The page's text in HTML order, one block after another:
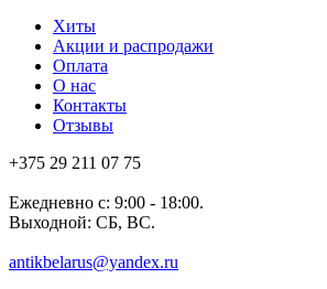
Хиты
Акции и распродажи
Оплата
О нас
Контакты
Отзывы
+375 29 211 07 75
Ежедневно с: 9:00 - 18:00.
Выходной: СБ, ВС.
antikbelarus@yandex.ru